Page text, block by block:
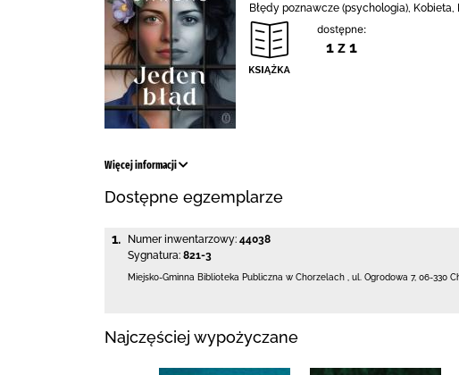
Błędy poznawcze (psychologia),
dostępne:
1 z 1
Więcej informacji
Dostępne egzemplarze
1. Numer inwentarzowy: 44038
Sygnatura: 821-3
Miejsko-Gminna Biblioteka Publiczna w Chorzelach ul. Ogrodowa 7, 06-330
Najczęściej wypożyczane